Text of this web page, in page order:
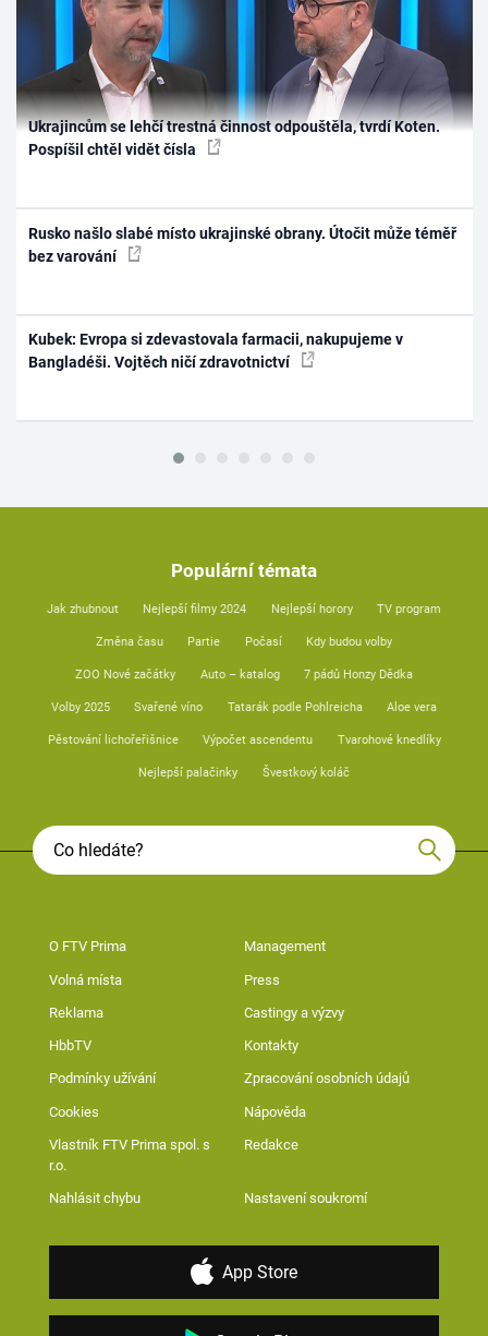
Ukrajincům se lehčí trestná činnost odpouštěla, tvrdí Koten.
Pospíšil chtěl vidět čísla
Rusko našlo slabé místo ukrajinské obrany. Útočit může téměř
bez varování
Kubek: Evropa si zdevastovala farmacii, nakupujeme v
Bangladéši. Vojtěch ničí zdravotnictví
Populární témata
Jak zhubnout Nejlepší filmy 2024 Nejlepší horory TV program
Změna času Partie Počasí Kdy budou volby
ZOO Nové začátky Auto – katalog 7 pádů Honzy Dědka
Volby 2025 Svařené víno Tatarák podle Pohlreicha Aloe vera
Pěstování lichořeřišnice Výpočet ascendentu Tvarohové knedlíky
Nejlepší palačinky Švestkový koláč
O FTV Prima Management
Volná místa Press
Reklama Castingy a výzvy
HbbTV Kontakty
Podmínky užívání Zpracování osobních údajů
Cookies Nápověda
Vlastník FTV Prima spol. s
r.o.
Redakce
Nahlásit chybu Nastavení soukromí
App Store